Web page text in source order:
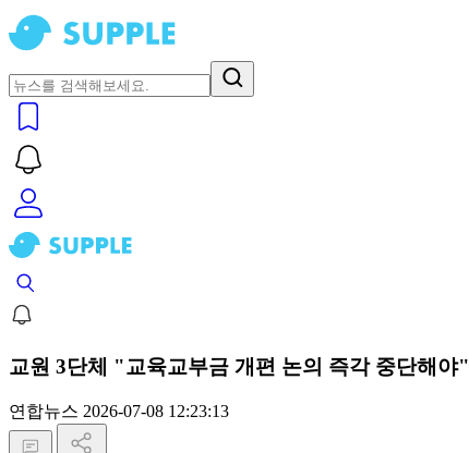
교원 3단체 "교육교부금 개편 논의 즉각 중단해야"
연합뉴스 2026-07-08 12:23:13